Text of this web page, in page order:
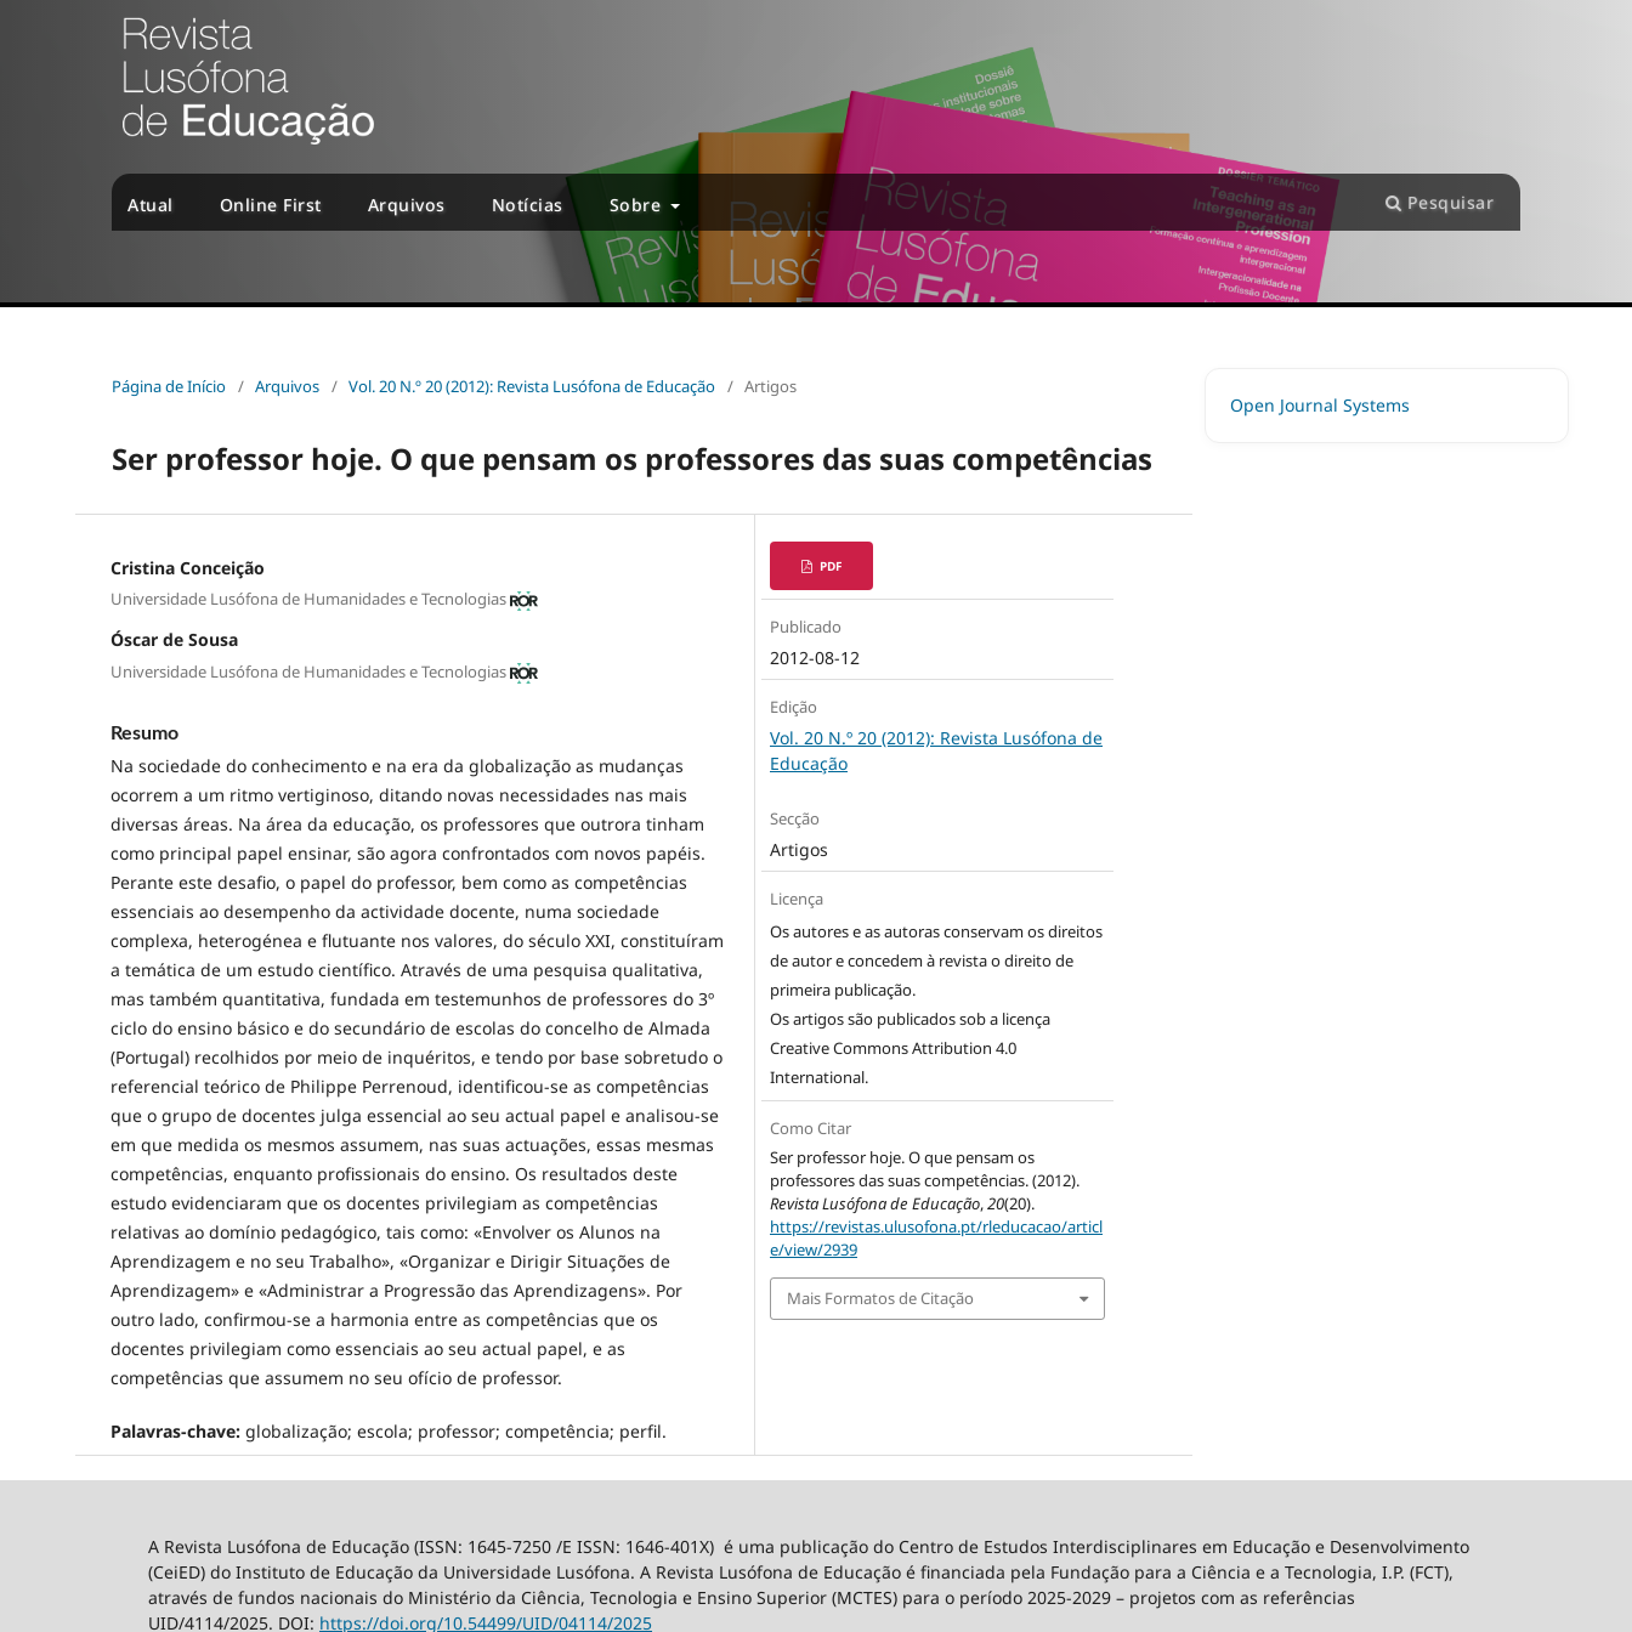
Atual Online First Arquivos Notícias Sobre Pesquisar
Página de Início / Arquivos / Vol. 20 N.º 20 (2012): Revista Lusófona de Educação / Artigos
Ser professor hoje. O que pensam os professores das suas competências
Cristina Conceição
Universidade Lusófona de Humanidades e Tecnologias
Óscar de Sousa
Universidade Lusófona de Humanidades e Tecnologias
Resumo
Na sociedade do conhecimento e na era da globalização as mudanças
ocorrem a um ritmo vertiginoso, ditando novas necessidades nas mais
diversas áreas. Na área da educação, os professores que outrora tinham
como principal papel ensinar, são agora confrontados com novos papéis.
Perante este desafio, o papel do professor, bem como as competências
essenciais ao desempenho da actividade docente, numa sociedade
complexa, heterogénea e flutuante nos valores, do século XXI, constituíram
a temática de um estudo científico. Através de uma pesquisa qualitativa,
mas também quantitativa, fundada em testemunhos de professores do 3º
ciclo do ensino básico e do secundário de escolas do concelho de Almada
(Portugal) recolhidos por meio de inquéritos, e tendo por base sobretudo o
referencial teórico de Philippe Perrenoud, identificou-se as competências
que o grupo de docentes julga essencial ao seu actual papel e analisou-se
em que medida os mesmos assumem, nas suas actuações, essas mesmas
competências, enquanto profissionais do ensino. Os resultados deste
estudo evidenciaram que os docentes privilegiam as competências
relativas ao domínio pedagógico, tais como: «Envolver os Alunos na
Aprendizagem e no seu Trabalho», «Organizar e Dirigir Situações de
Aprendizagem» e «Administrar a Progressão das Aprendizagens». Por
outro lado, confirmou-se a harmonia entre as competências que os
docentes privilegiam como essenciais ao seu actual papel, e as
competências que assumem no seu ofício de professor.
Palavras-chave: globalização; escola; professor; competência; perfil.
PDF
Publicado
2012-08-12
Edição
Vol. 20 N.º 20 (2012): Revista Lusófona de
Educação
Secção
Artigos
Licença
Os autores e as autoras conservam os direitos
de autor e concedem à revista o direito de
primeira publicação.
Os artigos são publicados sob a licença
Creative Commons Attribution 4.0
International.
Como Citar
Ser professor hoje. O que pensam os
professores das suas competências. (2012).
Revista Lusófona de Educação,20(20).
https://revistas.ulusofona.pt/rleducacao/articl
e/view/2939
Mais Formatos de Citação
Open Journal Systems
A Revista Lusófona de Educação (ISSN: 1645-7250 /E ISSN: 1646-401X) é uma publicação do Centro de Estudos Interdisciplinares em Educação e Desenvolvimento
(CeiED) do Instituto de Educação da Universidade Lusófona. A Revista Lusófona de Educação é financiada pela Fundação para a Ciência e a Tecnologia, I.P. (FCT),
através de fundos nacionais do Ministério da Ciência, Tecnologia e Ensino Superior (MCTES) para o período 2025-2029 – projetos com as referências
UID/4114/2025. DOI: https://doi.org/10.54499/UID/04114/2025